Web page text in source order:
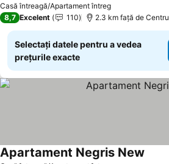
Casă întreagă/Apartament întreg
8,7 Excelent 110 2.3 km faţă de Centru
Selectați datele pentru a vedea
prețurile exacte
Apartament Negris New